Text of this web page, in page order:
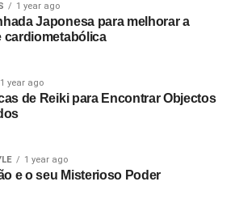
1 year ago
Japonesa para melhorar a
cardiometabólica
1 year ago
de Reiki para Encontrar Objectos
1 year ago
e o seu Misterioso Poder